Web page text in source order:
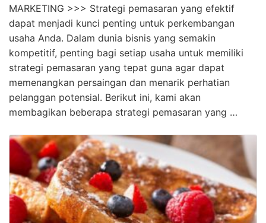
MARKETING >>> Strategi pemasaran yang efektif
dapat menjadi kunci penting untuk perkembangan
usaha Anda. Dalam dunia bisnis yang semakin
kompetitif, penting bagi setiap usaha untuk memiliki
strategi pemasaran yang tepat guna agar dapat
memenangkan persaingan dan menarik perhatian
pelanggan potensial. Berikut ini, kami akan
membagikan beberapa strategi pemasaran yang …